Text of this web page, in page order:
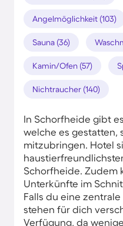
Angelmöglichkeit (103)
Sauna (36)
Kamin/Ofen (57)
Nichtraucher (140)
In Schorfheide gibt
welche es gestatten,
mitzubringen. Hotel
Schorfheide. Zudem
Unterkünfte im
Falls du eine
stehen für dich
Verfügung, da